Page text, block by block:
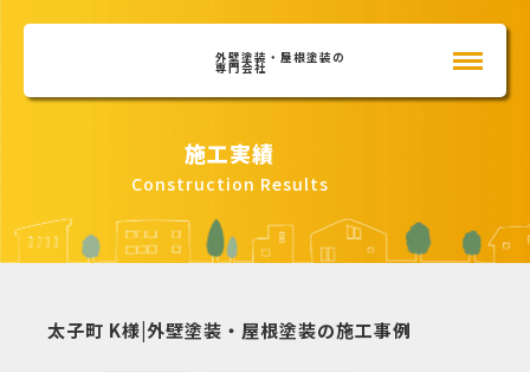
外壁塗装・屋根塗装の
専門会社
施工実績
Construction Results
太子町 K様|外壁塗装・屋根塗装の施工事例